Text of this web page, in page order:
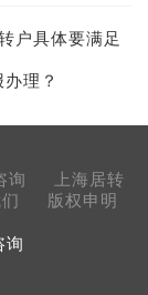
户具体要满足
理？
询
上海居转
版权申明
询